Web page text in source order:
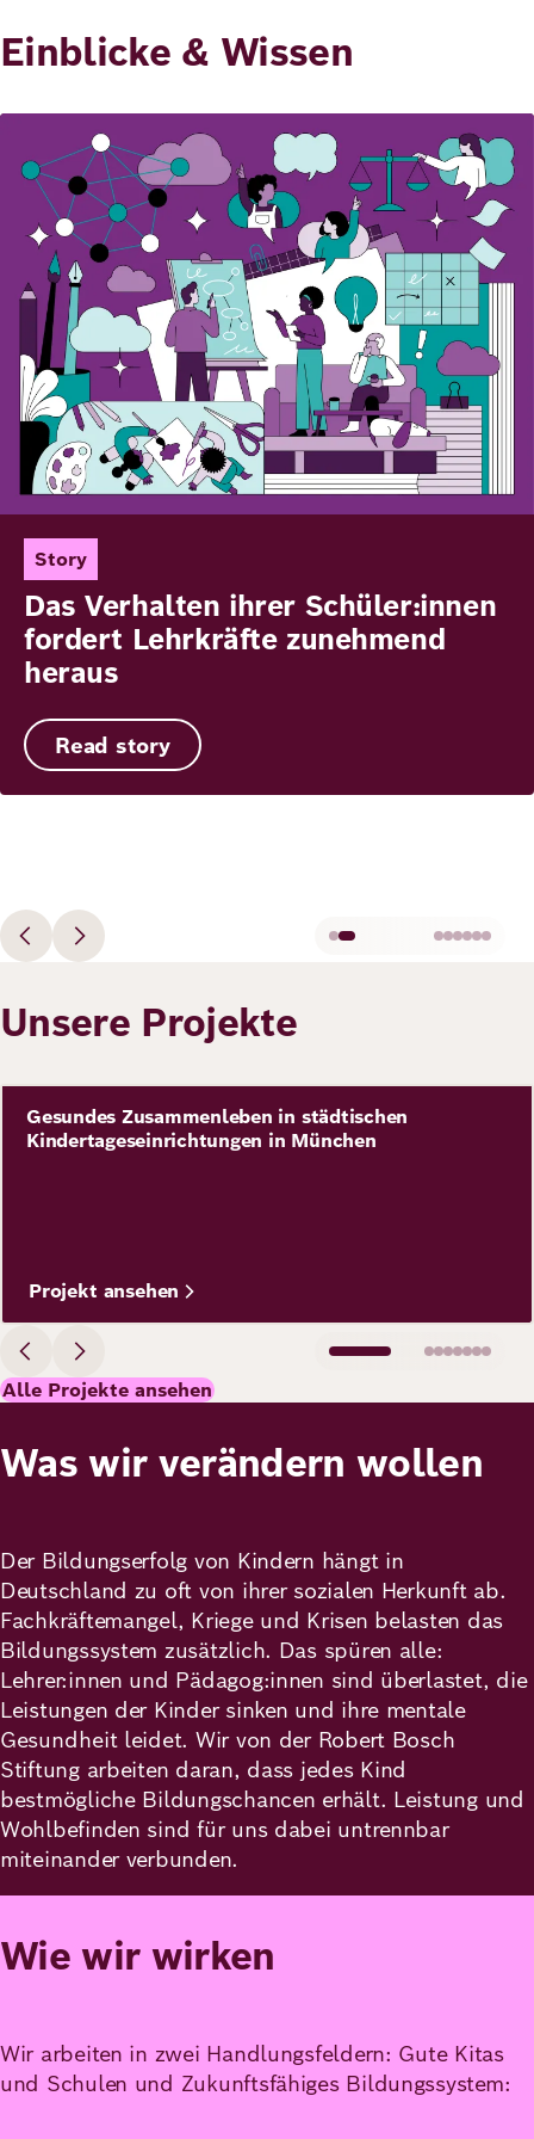
Einblicke & Wissen
Story
Das Verhalten ihrer Schüler:innen
fordert Lehrkräfte zunehmend
heraus
Read story
Bild
Unsere Projekte
Projekt
Gesundes Zusammenleben in städtischen
Kindertageseinrichtungen in München
Projekt ansehen
Alle Projekte ansehen
Was wir verändern wollen
Der Bildungserfolg von Kindern hängt in
Deutschland zu oft von ihrer sozialen Herkunft ab.
Fachkräftemangel, Kriege und Krisen belasten das
Bildungssystem zusätzlich. Das spüren alle:
Lehrer:innen und Pädagog:innen sind überlastet, die
Leistungen der Kinder sinken und ihre mentale
Gesundheit leidet. Wir von der Robert Bosch
Stiftung arbeiten daran, dass jedes Kind
bestmögliche Bildungschancen erhält. Leistung und
Wohlbefinden sind für uns dabei untrennbar
miteinander verbunden.
Wie wir wirken
Wir arbeiten in zwei Handlungsfeldern: Gute Kitas
und Schulen und Zukunftsfähiges Bildungssystem: